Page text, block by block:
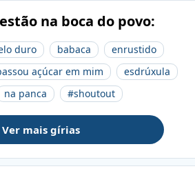
na boca do povo:
duro babaca
enrustido
açúcar em mim
esdrúxula
na panca #shoutout
Ver mais gírias